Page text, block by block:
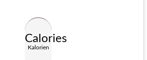
Calories
Kalorien